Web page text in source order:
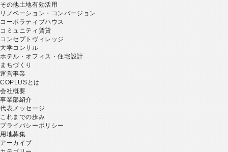
その他土地有効活用
リノベーション・コンバージョン
コーポラティブハウス
コミュニティ賃貸
コンセプトヴィレッジ
大学コンサル
ホテル・オフィス・住宅設計
まちづくり
運営事業
COPLUSとは
会社概要
事業部紹介
代表メッセージ
これまでの歩み
プライバシーポリシー
用地募集
アーカイブ